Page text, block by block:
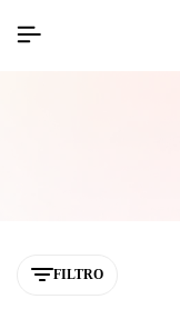
FILTRO